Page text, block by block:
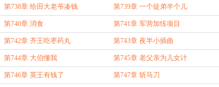
第738章 给田大老爷凑钱 第739章 一个徒弟半个儿
第740章 消食 第741章 军营加练项目
第742章 齐王吃枣药丸 第743章 夜半小插曲
第744章 大伯懂我 第745章 老父亲为儿女计
第746章 英王有钱了 第747章 斩马刀